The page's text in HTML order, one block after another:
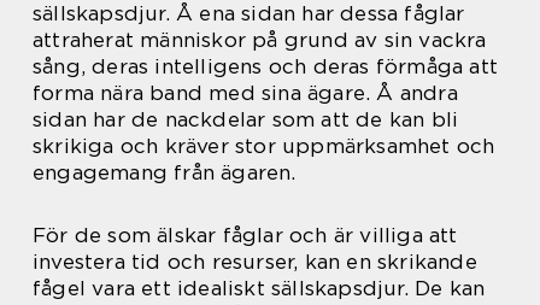
sällskapsdjur. Å ena sidan har dessa fåglar
attraherat människor på grund av sin vackra
sång, deras intelligens och deras förmåga att
forma nära band med sina ägare. Å andra
sidan har de nackdelar som att de kan bli
skrikiga och kräver stor uppmärksamhet och
engagemang från ägaren.
För de som älskar fåglar och är villiga att
investera tid och resurser, kan en skrikande
fågel vara ett idealiskt sällskapsdjur. De kan